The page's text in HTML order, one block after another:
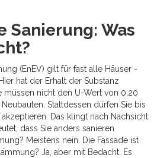
Sanierung: Was
(EnEV) gilt für fast alle Häuser -
hat der Erhalt der Substanz
müssen nicht den U-Wert von 0,20
Stattdessen dürfen Sie bis
Das klingt nach Nachsicht
dass Sie anders sanieren
Meistens nein. Die Fassade ist
Ja, aber mit Bedacht. Es